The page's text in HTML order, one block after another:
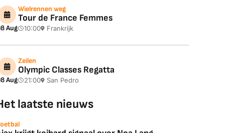
Aug
Wielrennen weg
Tour de France Femmes
10:00 Frankrijk
Aug
Zeilen
Olympic Classes Regatta
21:00 San Pedro
laatste nieuws